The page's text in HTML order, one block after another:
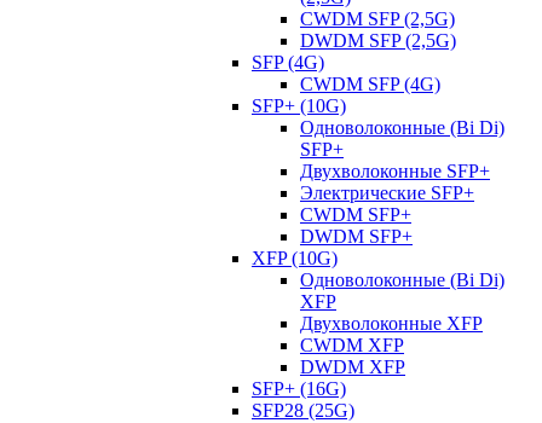
CWDM SFP (2,5G)
DWDM SFP (2,5G)
SFP (4G)
CWDM SFP (4G)
SFP+ (10G)
Одноволоконные (Bi Di)
SFP+
Двухволоконные SFP+
Электрические SFP+
CWDM SFP+
DWDM SFP+
XFP (10G)
Одноволоконные (Bi Di)
XFP
Двухволоконные XFP
CWDM XFP
DWDM XFP
SFP+ (16G)
SFP28 (25G)